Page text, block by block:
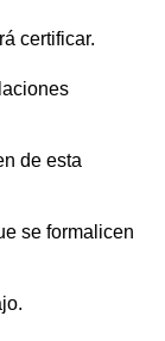
certificar.
de esta
se formalicen